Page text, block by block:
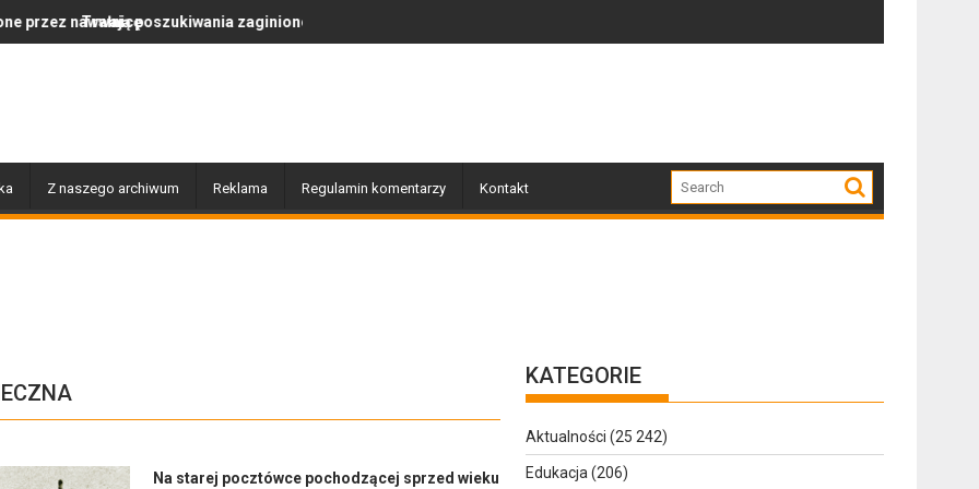
Moniki NasewiczPo nawałnicy...
Z naszego archiwum Reklama Regulamin komentarzy Kontakt
Na starej pocztówce pochodzącej sprzed wieku
KATEGORIE
Aktualności (25 242)
Edukacja (206)